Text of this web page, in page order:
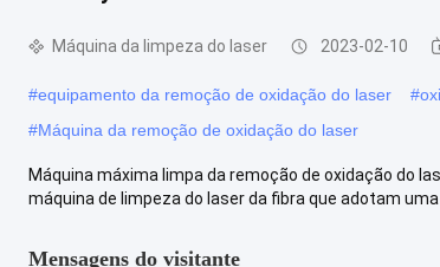
Máquina da limpeza do laser 2023-02-10
#equipamento da remoção de oxidação do laser #
#Máquina da remoção de oxidação do laser
Máquina máxima limpa da remoção de oxidação do
máquina de limpeza do laser da fibra que adotam uma
Mensagens do visitante